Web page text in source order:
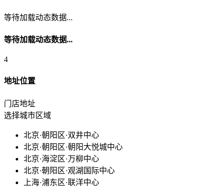
等待加载动态数据...
等待加载动态数据...
4
地址位置
门店地址
选择城市区域
北京·朝阳区·双井中心
北京·朝阳区·朝阳大悦城中心
北京·海淀区·万柳中心
北京·朝阳区·观湖国际中心
上海·浦东区·联洋中心